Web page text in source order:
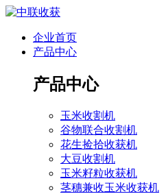
企业首页
产品中心
产品中心
玉米收割机
谷物联合收割机
花生捡拾收获机
大豆收割机
玉米籽粒收获机
茎穗兼收玉米收获机